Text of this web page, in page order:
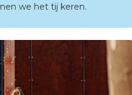
we het tij keren.